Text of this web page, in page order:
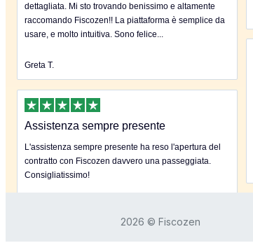
dettagliata. Mi sto trovando benissimo e altamente
raccomando Fiscozen!! La piattaforma è semplice da
usare, e molto intuitiva. Sono felice...
Greta T.
Assistenza sempre presente
L'assistenza sempre presente ha reso l'apertura del
contratto con Fiscozen davvero una passeggiata.
Consigliatissimo!
2026 © Fiscozen